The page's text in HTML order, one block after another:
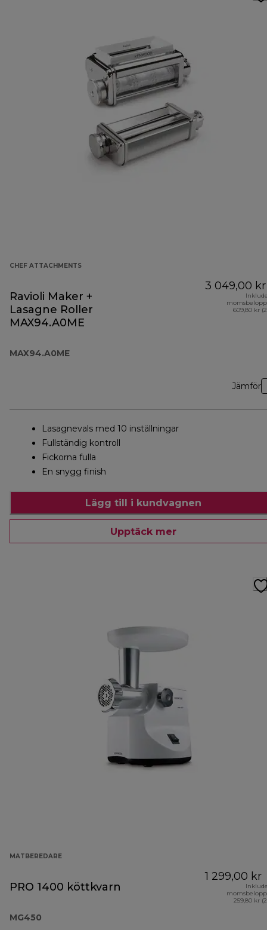
CHEF ATTACHMENTS
Ravioli Maker +
Lasagne Roller
MAX94.A0ME
MAX94.A0ME
3 049,00 kr
609,80 kr
Jämför
Lasagnevals med 10 inställningar
Fullständig kontroll
Fickorna fulla
En snygg finish
Lägg till i kundvagnen
Upptäck mer
MATBEREDARE
PRO 1400 köttkvarn
MG450
1 299,00 kr
259,80 kr